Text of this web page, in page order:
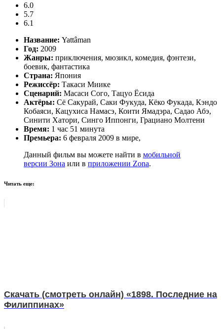
6.0
5.7
6.1
Название: Yattâman
Год: 2009
Жанры: приключения, мюзикл, комедия, фэнтези,
боевик, фантастика
Страна: Япония
Режиссёр: Такаси Миике
Сценарий: Масаси Сого, Тацуо Ёсида
Актёры: Сё Сакурай, Саки Фукуда, Кёко Фукада, Кэндо
Кобаяси, Кацухиса Намасэ, Коити Ямадэра, Садао Абэ,
Синити Хатори, Синго Иппонги, Грациано Молтени
Время: 1 час 51 минута
Премьера: 6 февраля 2009 в мире,
Данный фильм вы можете найти в мобильной
версии Зона или в приложении Zona.
Читать еще:
Скачать (смотреть онлайн) «1898. Последние на
Филиппинах»